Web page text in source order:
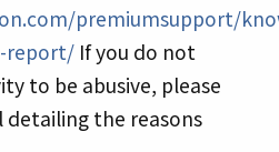
premiumsupport/
report/ If you do not
to be abusive, please
the reasons